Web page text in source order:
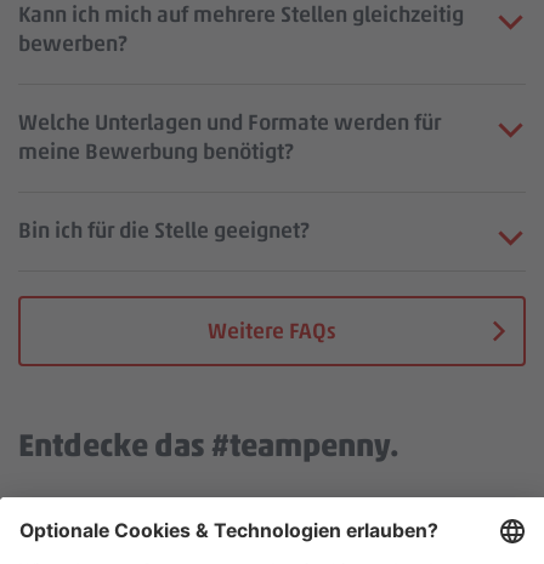
Kann ich mich auf mehrere Stellen gleichzeitig
bewerben?
Welche Unterlagen und Formate werden für
meine Bewerbung benötigt?
Bin ich für die Stelle geeignet?
Weitere FAQs
Entdecke das #teampenny.
Service zu laden!